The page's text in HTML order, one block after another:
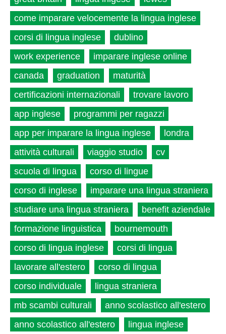
come imparare velocemente la lingua inglese
corsi di lingua inglese
dublino
work experience
imparare inglese online
canada
graduation
maturità
certificazioni internazionali
trovare lavoro
app inglese
programmi per ragazzi
app per imparare la lingua inglese
londra
attività culturali
viaggio studio
cv
scuola di lingua
corso di lingue
corso di inglese
imparare una lingua straniera
studiare una lingua straniera
benefit aziendale
formazione linguistica
bournemouth
corso di lingua inglese
corsi di lingua
lavorare all'estero
corso di lingua
corso individuale
lingua straniera
mb scambi culturali
anno scolastico all'estero
anno scolastico all'estero
lingua inglese